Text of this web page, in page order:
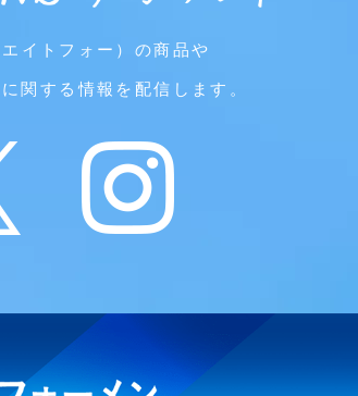
エイトフォー）の商品や
関する情報を配信します。